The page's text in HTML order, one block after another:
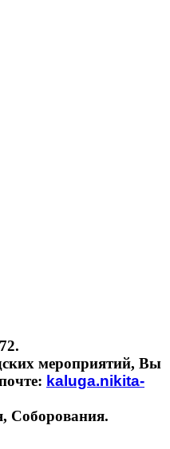
мероприятий, Вы
kaluga.nikita-
Соборования.